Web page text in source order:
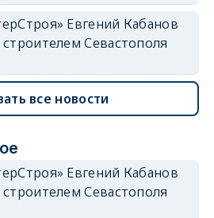
Евгений Кабанов
Севастополя
все новости
Евгений Кабанов
Севастополя